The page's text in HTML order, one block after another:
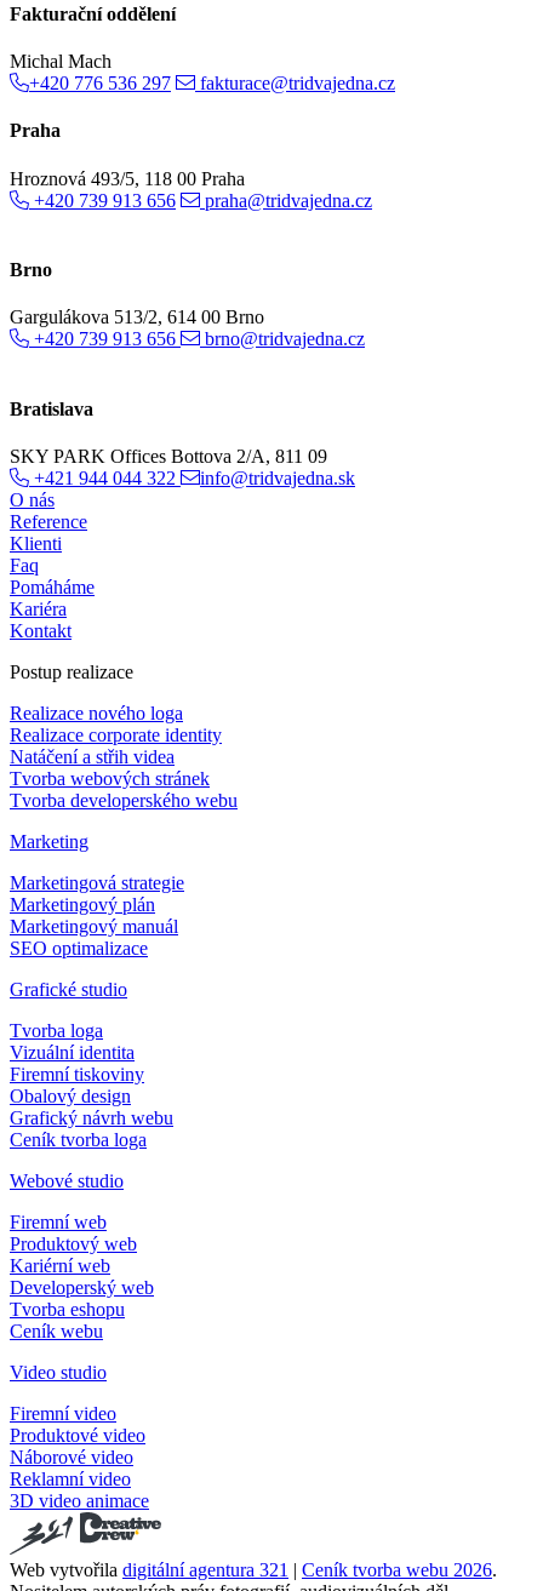
Fakturační oddělení
Michal Mach
+420 776 536 297
fakturace@tridvajedna.cz
Praha
Hroznová 493/5, 118 00 Praha
+420 739 913 656
praha@tridvajedna.cz
Brno
Gargulákova 513/2, 614 00 Brno
+420 739 913 656
brno@tridvajedna.cz
Bratislava
SKY PARK Offices Bottova 2/A, 811 09
+421 944 044 322
info@tridvajedna.sk
O nás
Reference
Klienti
Faq
Pomáháme
Kariéra
Kontakt
Postup realizace
Realizace nového loga
Realizace corporate identity
Natáčení a střih videa
Tvorba webových stránek
Tvorba developerského webu
Marketing
Marketingová strategie
Marketingový plán
Marketingový manuál
SEO optimalizace
Grafické studio
Tvorba loga
Vizuální identita
Firemní tiskoviny
Obalový design
Grafický návrh webu
Ceník tvorba loga
Webové studio
Firemní web
Produktový web
Kariérní web
Developerský web
Tvorba eshopu
Ceník webu
Video studio
Firemní video
Produktové video
Náborové video
Reklamní video
3D video animace
Web vytvořila digitální agentura 321 | Ceník tvorba webu 2026.